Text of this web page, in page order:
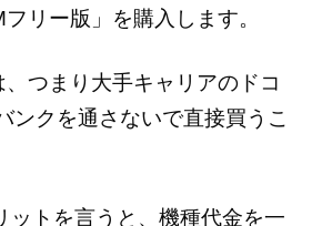
リー版」を購入します。
つまり大手キャリアのドコ
ンクを通さないで直接買うこ
ットを言うと、機種代金を一